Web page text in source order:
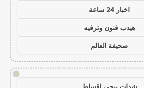
اخبار 24 ساعة
هيدب فنون وترفيه
صحيفة العالم
!
شدات ببجي اقساط